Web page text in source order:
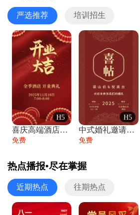
严选推荐 培训招生
H5
喜庆高端酒店开业大吉邀请函
免费
H5
中式婚礼邀请函中国风传统复古婚礼请柬请帖
免费
热点播报•尽在掌握
近期热点 往期热点